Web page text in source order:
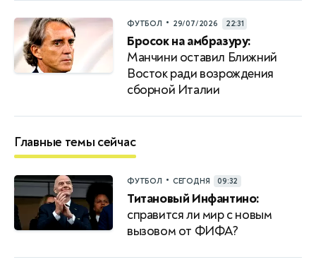
ФУТБОЛ • 29/07/2026 22:31
Бросок на амбразуру:
Манчини оставил Ближний
Восток ради возрождения
сборной Италии
Главные темы сейчас
ФУТБОЛ • СЕГОДНЯ 09:32
Титановый Инфантино:
справится ли мир с новым
вызовом от ФИФА?